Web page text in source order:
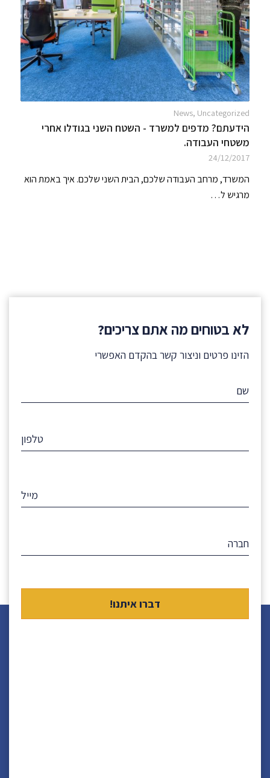
News, Uncategorized
הידעתם? מדפים למשרד - השטח השני בגודלו אחרי
משטחי העבודה.
24/12/2017
המשרד, מרחב העבודה שלכם, הבית השני שלכם. איך באמת הוא
מרגיש ל…
לא בטוחים מה אתם צריכים?
הזינו פרטים וניצור קשר בהקדם האפשרי